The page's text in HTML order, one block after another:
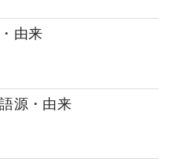
由来
源・由来